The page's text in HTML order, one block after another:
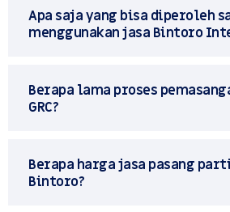
Apa saja yang bisa diperoleh
menggunakan jasa Bintoro
Berapa lama proses
GRC?
Berapa harga jasa pasang
Bintoro?